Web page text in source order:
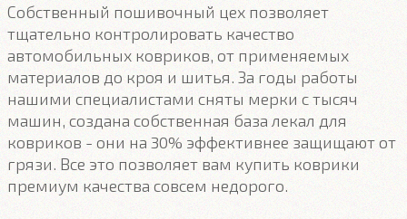
Собственный пошивочный цех позволяет
тщательно контролировать качество
автомобильных ковриков, от применяемых
материалов до кроя и шитья. За годы работы
нашими специалистами сняты мерки с тысяч
машин, создана собственная база лекал для
ковриков - они на 30% эффективнее защищают от
грязи. Все это позволяет вам купить коврики
премиум качества совсем недорого.